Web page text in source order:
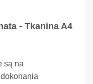
- Tkanina A4
są na